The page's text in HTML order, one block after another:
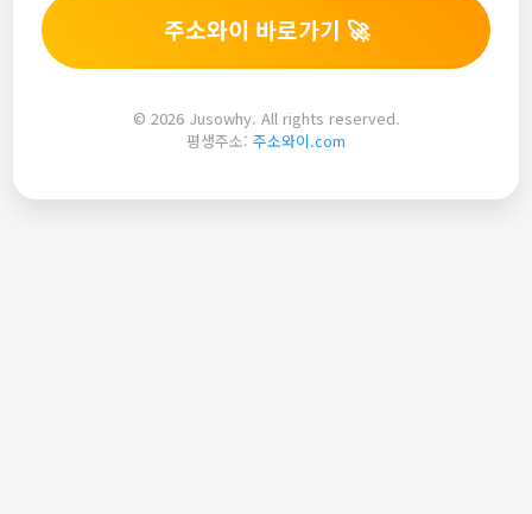
주소와이 바로가기 🚀
© 2026 Jusowhy. All rights reserved.
평생주소: 주소와이.com